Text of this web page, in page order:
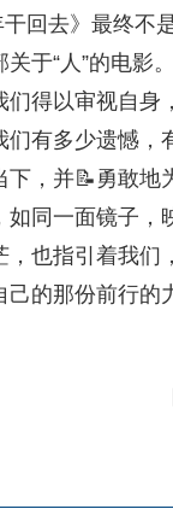
干回去》最终不
于“人”的电影
们得以审视自身
们有多少遗憾，
下，并📝勇敢地
如同一面镜子，
，也指引着我们
的那份前行的